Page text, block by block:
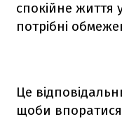
спокійне життя
потрібні
Це
щоби